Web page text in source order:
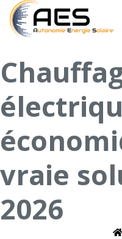
vraie
2026